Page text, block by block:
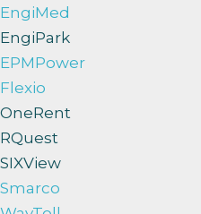
EngiMed
EngiPark
EPMPower
Flexio
OneRent
RQuest
SIXView
Smarco